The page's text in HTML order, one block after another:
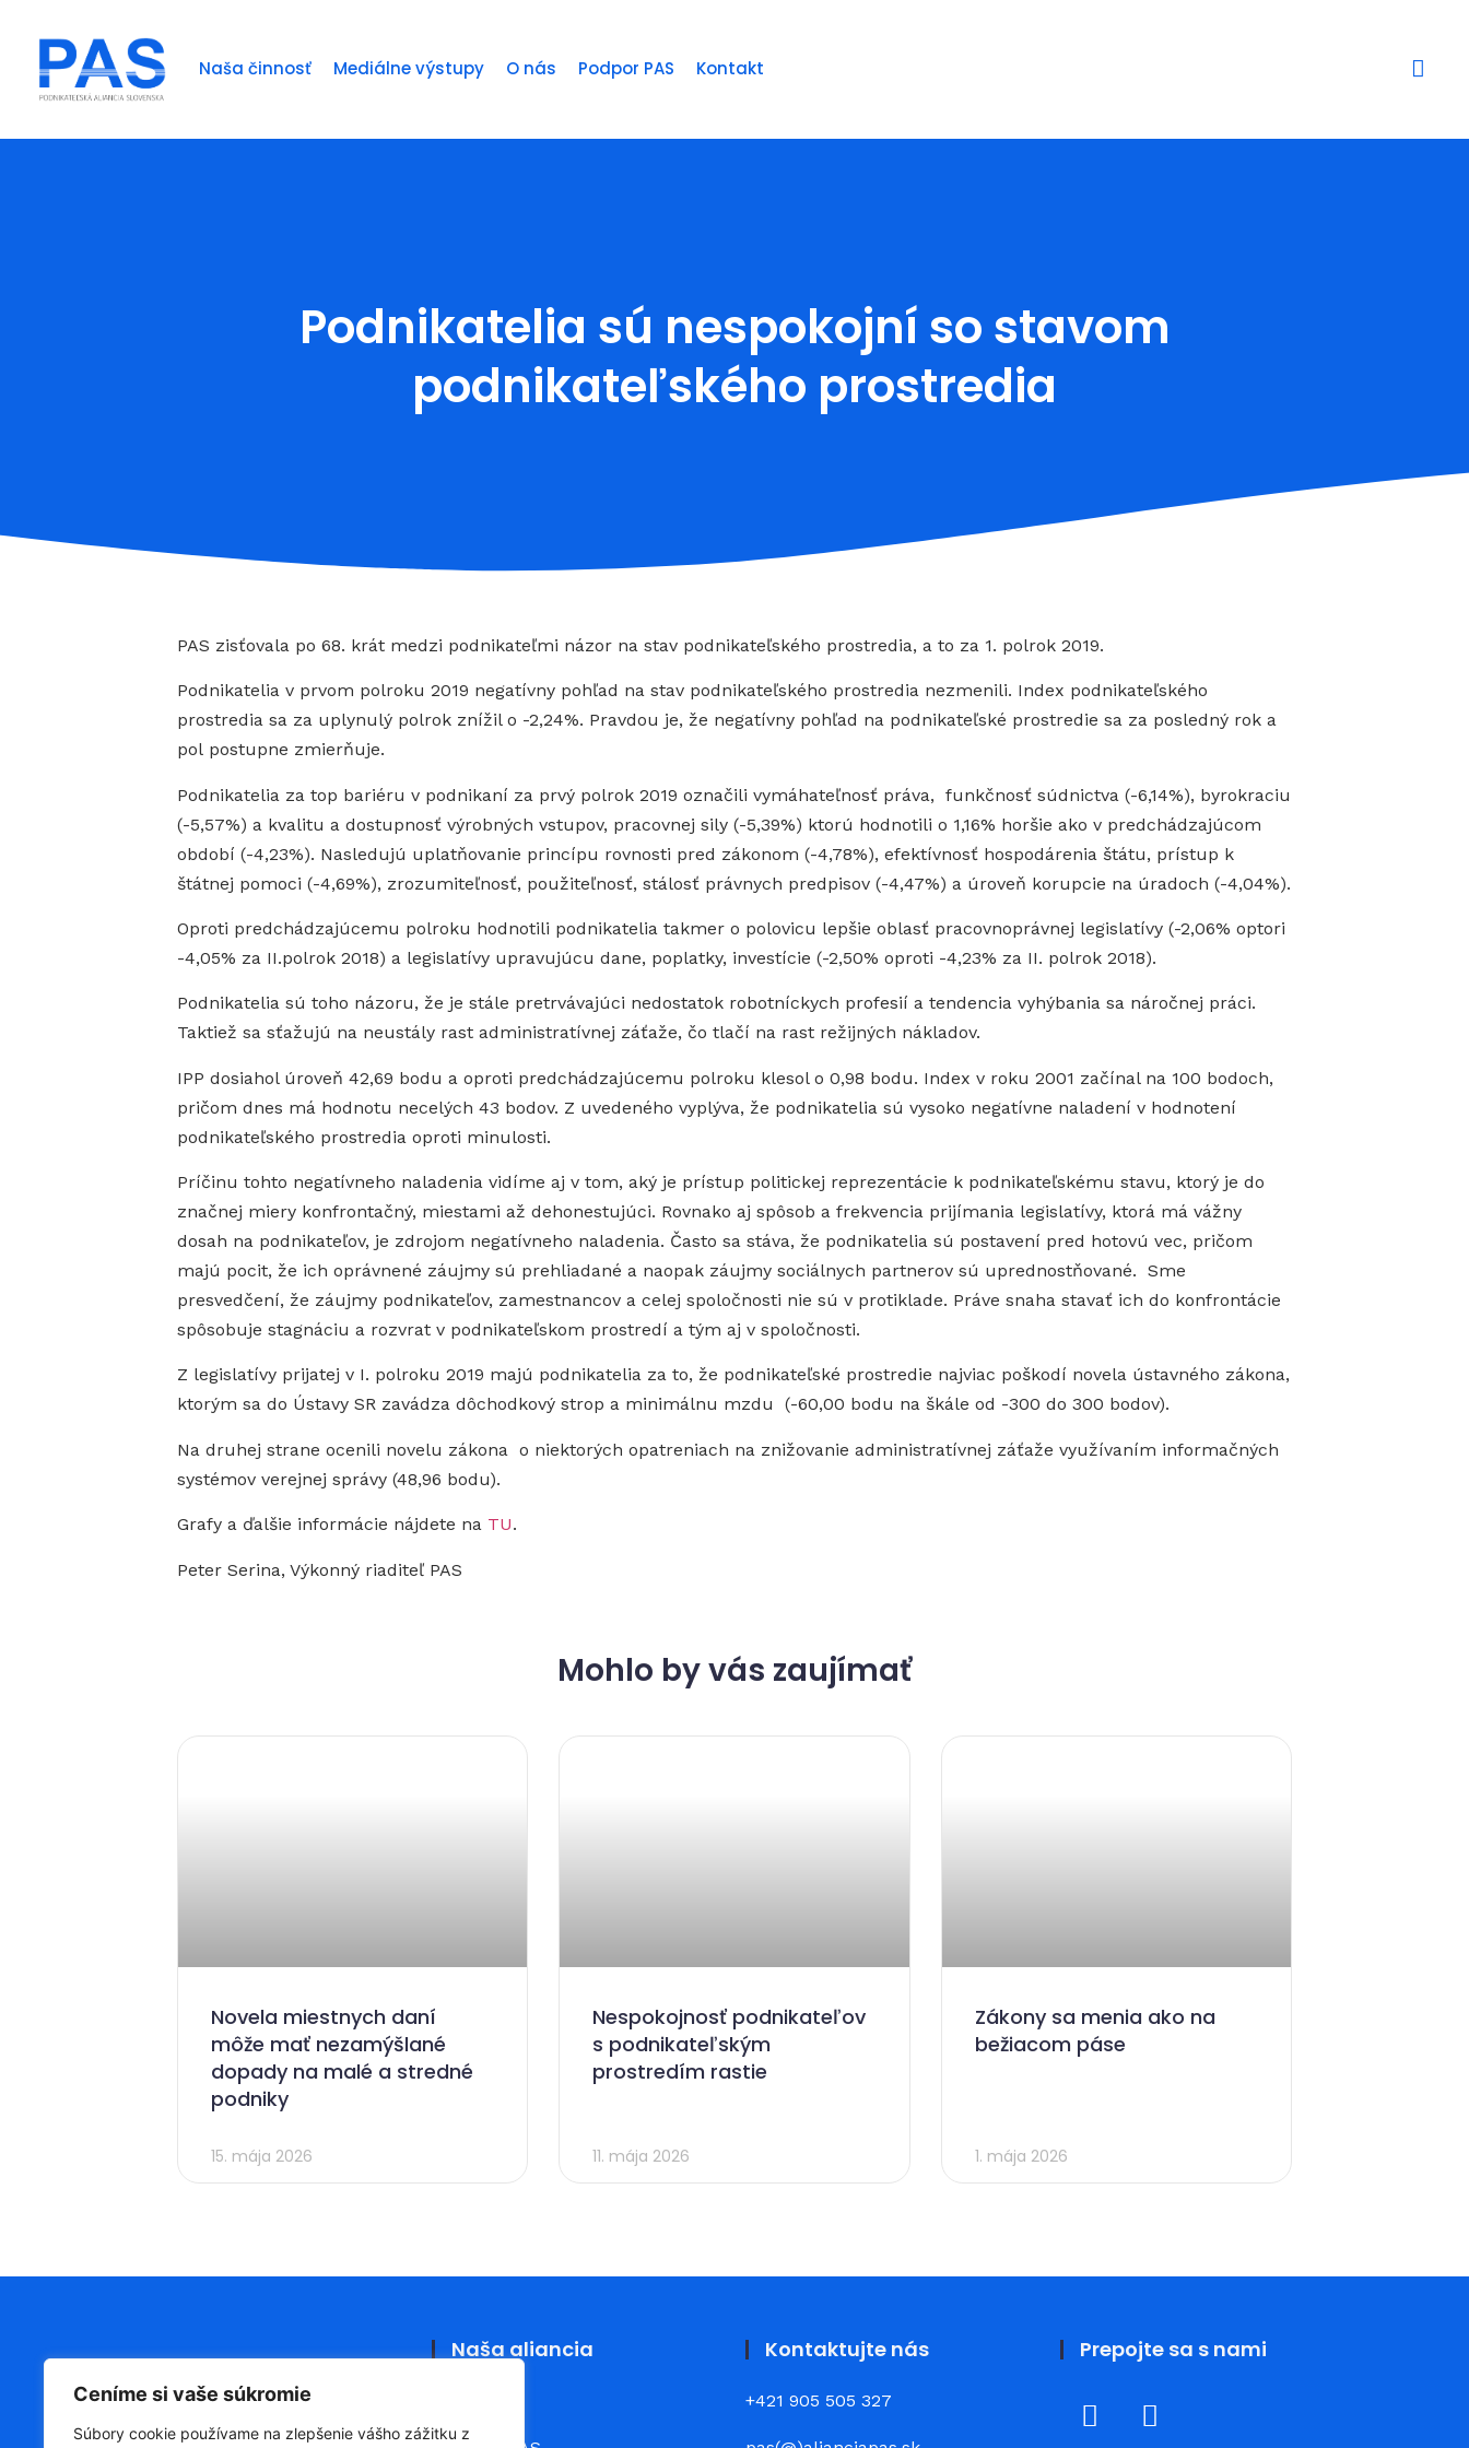
Ceníme si vaše súkromie
Súbory cookie používame na zlepšenie vášho zážitku z
Naša činnosť Mediálne výstupy O nás Podpor PAS Kontakt
Podnikatelia sú nespokojní so stavom
podnikateľského prostredia
PAS zisťovala po 68. krát medzi podnikateľmi názor na stav podnikateľského prostredia, a to za 1. polrok 2019.
Podnikatelia v prvom polroku 2019 negatívny pohľad na stav podnikateľského prostredia nezmenili. Index podnikateľského
prostredia sa za uplynulý polrok znížil o -2,24%. Pravdou je, že negatívny pohľad na podnikateľské prostredie sa za posledný rok a
pol postupne zmierňuje.
Podnikatelia za top bariéru v podnikaní za prvý polrok 2019 označili vymáhateľnosť práva, funkčnosť súdnictva (-6,14%), byrokraciu
(-5,57%) a kvalitu a dostupnosť výrobných vstupov, pracovnej sily (-5,39%) ktorú hodnotili o 1,16% horšie ako v predchádzajúcom
období (-4,23%). Nasledujú uplatňovanie princípu rovnosti pred zákonom (-4,78%), efektívnosť hospodárenia štátu, prístup k
štátnej pomoci (-4,69%), zrozumiteľnosť, použiteľnosť, stálosť právnych predpisov (-4,47%) a úroveň korupcie na úradoch (-4,04%).
Oproti predchádzajúcemu polroku hodnotili podnikatelia takmer o polovicu lepšie oblasť pracovnoprávnej legislatívy (-2,06% optori
-4,05% za II.polrok 2018) a legislatívy upravujúcu dane, poplatky, investície (-2,50% oproti -4,23% za II. polrok 2018).
Podnikatelia sú toho názoru, že je stále pretrvávajúci nedostatok robotníckych profesií a tendencia vyhýbania sa náročnej práci.
Taktiež sa sťažujú na neustály rast administratívnej záťaže, čo tlačí na rast režijných nákladov.
IPP dosiahol úroveň 42,69 bodu a oproti predchádzajúcemu polroku klesol o 0,98 bodu. Index v roku 2001 začínal na 100 bodoch,
pričom dnes má hodnotu necelých 43 bodov. Z uvedeného vyplýva, že podnikatelia sú vysoko negatívne naladení v hodnotení
podnikateľského prostredia oproti minulosti.
Príčinu tohto negatívneho naladenia vidíme aj v tom, aký je prístup politickej reprezentácie k podnikateľskému stavu, ktorý je do
značnej miery konfrontačný, miestami až dehonestujúci. Rovnako aj spôsob a frekvencia prijímania legislatívy, ktorá má vážny
dosah na podnikateľov, je zdrojom negatívneho naladenia. Často sa stáva, že podnikatelia sú postavení pred hotovú vec, pričom
majú pocit, že ich oprávnené záujmy sú prehliadané a naopak záujmy sociálnych partnerov sú uprednostňované. Sme
presvedčení, že záujmy podnikateľov, zamestnancov a celej spoločnosti nie sú v protiklade. Práve snaha stavať ich do konfrontácie
spôsobuje stagnáciu a rozvrat v podnikateľskom prostredí a tým aj v spoločnosti.
Z legislatívy prijatej v I. polroku 2019 majú podnikatelia za to, že podnikateľské prostredie najviac poškodí novela ústavného zákona,
ktorým sa do Ústavy SR zavádza dôchodkový strop a minimálnu mzdu (-60,00 bodu na škále od -300 do 300 bodov).
Na druhej strane ocenili novelu zákona o niektorých opatreniach na znižovanie administratívnej záťaže využívaním informačných
systémov verejnej správy (48,96 bodu).
Grafy a ďalšie informácie nájdete na TU.
Peter Serina, Výkonný riaditeľ PAS
Mohlo by vás zaujímať
Novela miestnych daní
môže mať nezamýšlané
dopady na malé a stredné
podniky
15. mája 2026
Nespokojnosť podnikateľov
s podnikateľským
prostredím rastie
11. mája 2026
Zákony sa menia ako na
bežiacom páse
1. mája 2026
Naša aliancia Kontaktujte nás
+421 905 505 327
Prepojte sa s nami